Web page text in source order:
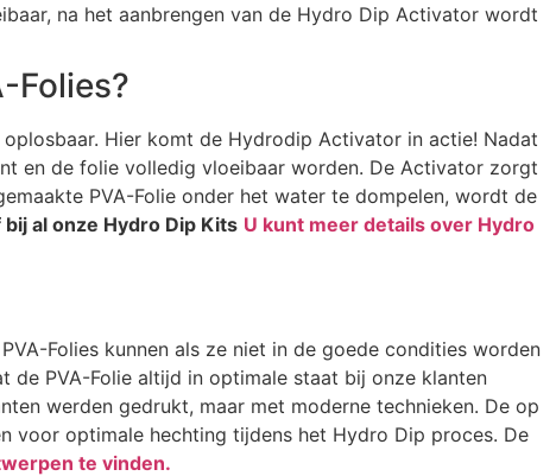
na het aanbrengen van de Hydro Dip Activator wordt
Folies?
Hier komt de Hydrodip Activator in actie! Nadat
en de folie volledig vloeibaar worden. De Activator zorgt
PVA-Folie onder het water te dompelen, wordt de
al onze Hydro Dip Kits U kunt meer details over Hydro
Folies kunnen als ze niet in de goede condities worden
PVA-Folie altijd in optimale staat bij onze klanten
werden gedrukt, maar met moderne technieken. De op
voor optimale hechting tijdens het Hydro Dip proces. De
te vinden.